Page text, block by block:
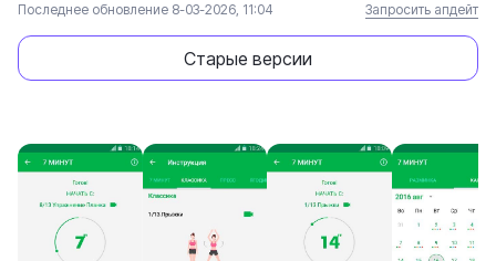
Старые версии
Последнее обновление 8-03-2026, 11:04 Запросить апдейт